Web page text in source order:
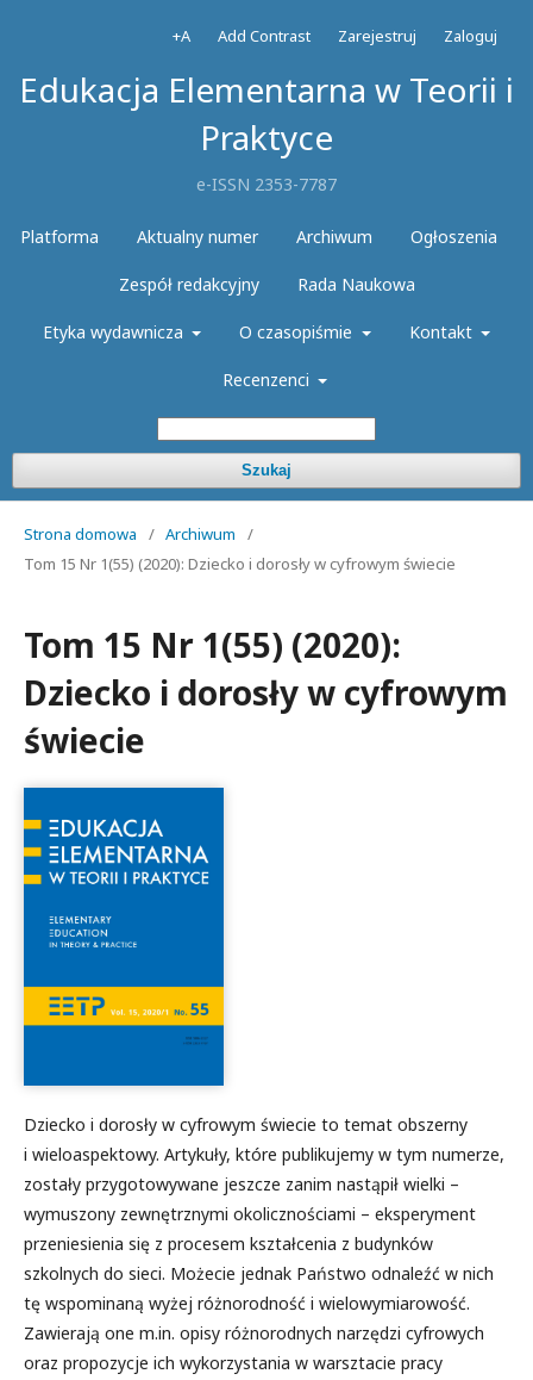
Edukacja Elementarna w Teorii i
Praktyce
e-ISSN 2353-7787
Platforma Aktualny numer Archiwum Ogłoszenia
Zespół redakcyjny Rada Naukowa
Etyka wydawnicza O czasopiśmie Kontakt
Recenzenci
Szukaj
+A Add Contrast Zarejestruj Zaloguj
Strona domowa / Archiwum
/
Tom 15 Nr 1(55) (2020): Dziecko i dorosły w cyfrowym świecie
Tom 15 Nr 1(55) (2020):
Dziecko i dorosły w cyfrowym
świecie
Dziecko i dorosły w cyfrowym świecie to temat obszerny
i wieloaspektowy. Artykuły, które publikujemy w tym numerze,
zostały przygotowywane jeszcze zanim nastąpił wielki –
wymuszony zewnętrznymi okolicznościami – eksperyment
przeniesienia się z procesem kształcenia z budynków
szkolnych do sieci. Możecie jednak Państwo odnaleźć w nich
tę wspominaną wyżej różnorodność i wielowymiarowość.
Zawierają one m.in. opisy różnorodnych narzędzi cyfrowych
oraz propozycje ich wykorzystania w warsztacie pracy